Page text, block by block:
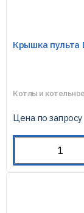
Крышка пульта
Котлы и
Цена по запросу